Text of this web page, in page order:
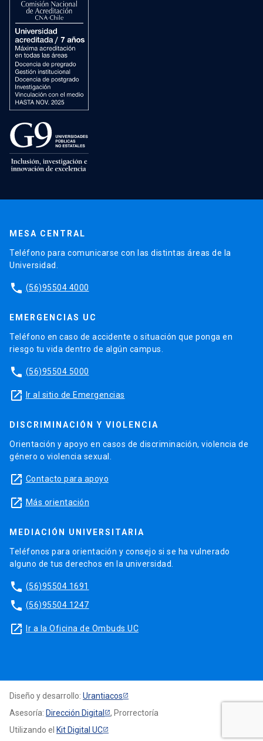
MESA CENTRAL
Teléfono para comunicarse con las distintas áreas de la
Universidad.
phone (56)95504 4000
EMERGENCIAS UC
Teléfono en caso de accidente o situación que ponga en
riesgo tu vida dentro de algún campus.
phone (56)95504 5000
launch Ir al sitio de Emergencias
DISCRIMINACIÓN Y VIOLENCIA
Orientación y apoyo en casos de discriminación, violencia de
género o violencia sexual.
launch Contacto para apoyo
launch Más orientación
MEDIACIÓN UNIVERSITARIA
Teléfonos para orientación y consejo si se ha vulnerado
alguno de tus derechos en la universidad.
phone (56)95504 1691
phone (56)95504 1247
launch Ir a la Oficina de Ombuds UC
Diseño y desarrollo: Urantiacos
Asesoría: Dirección Digital
, Prorrectoría
Utilizando el Kit Digital UC